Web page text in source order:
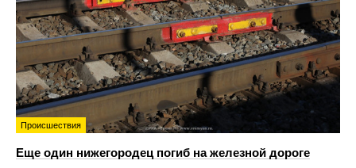
Происшествия
Еще один нижегородец погиб на железной дороге